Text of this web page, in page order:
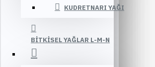
KUDRETNARI YAĞI
BITKISEL YAĞLAR L-M-N